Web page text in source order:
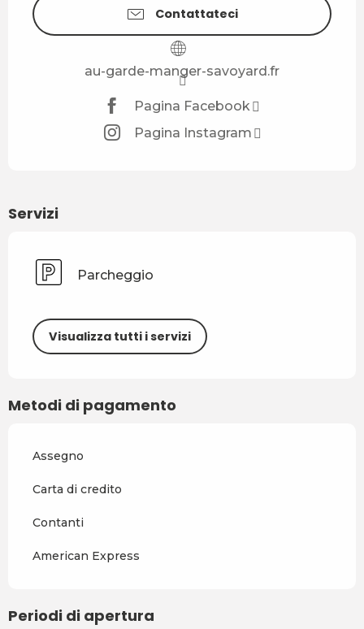
Contattateci
au-garde-manger-savoyard.fr
Pagina Facebook
Pagina Instagram
Servizi
Parcheggio
Visualizza tutti i servizi
Metodi di pagamento
Assegno
Carta di credito
Contanti
American Express
Periodi di apertura